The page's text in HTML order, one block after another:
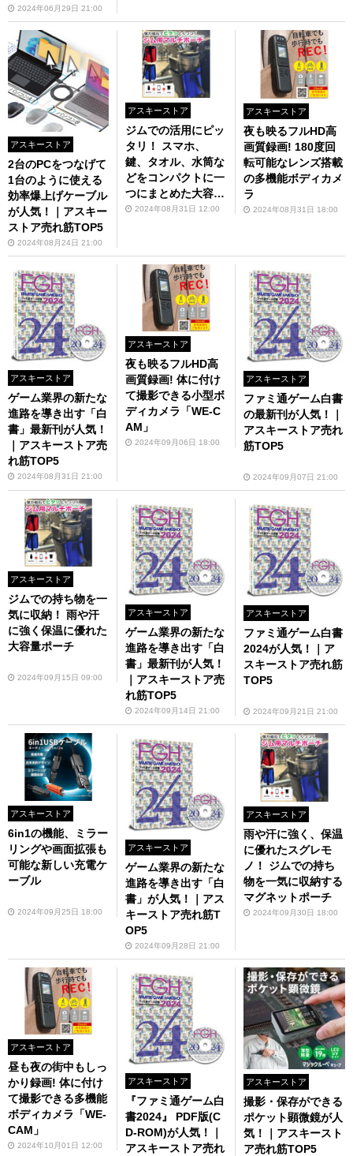
2024年06月29日 21:00
アスキーストア
2台のPCをつなげて
1台のように使える
効率爆上げケーブル
が人気！｜アスキー
ストア売れ筋TOP5
2024年08月24日 21:00
アスキーストア
ジムでの活用にピッ
タリ！ スマホ、
鍵、タオル、水筒な
どをコンパクトに一
つにまとめた大容量
ポーチ
2024年08月31日 12:00
アスキーストア
夜も映るフルHD高
画質録画! 180度回
転可能なレンズ搭載
の多機能ボディカメ
ラ
2024年08月31日 18:00
アスキーストア
ゲーム業界の新たな
進路を導き出す「白
書」最新刊が人気！
｜アスキーストア売
れ筋TOP5
2024年08月31日 21:00
アスキーストア
夜も映るフルHD高
画質録画! 体に付け
て撮影できる小型ボ
ディカメラ「WE-C
AM」
2024年09月06日 18:00
アスキーストア
ファミ通ゲーム白書
の最新刊が人気！｜
アスキーストア売れ
筋TOP5
2024年09月07日 21:00
アスキーストア
ジムでの持ち物を一
気に収納！ 雨や汗
に強く保温に優れた
大容量ポーチ
2024年09月15日 09:00
アスキーストア
ゲーム業界の新たな
進路を導き出す「白
書」最新刊が人気！
｜アスキーストア売
れ筋TOP5
2024年09月14日 21:00
アスキーストア
ファミ通ゲーム白書
2024が人気！｜ア
スキーストア売れ筋
TOP5
2024年09月21日 21:00
アスキーストア
6in1の機能、ミラー
リングや画面拡張も
可能な新しい充電ケ
ーブル
2024年09月25日 18:00
アスキーストア
ゲーム業界の新たな
進路を導き出す「白
書」が人気！｜アス
キーストア売れ筋T
OP5
2024年09月28日 21:00
アスキーストア
雨や汗に強く、保温
に優れたスグレモ
ノ！ ジムでの持ち
物を一気に収納する
マグネットポーチ
2024年09月30日 18:00
アスキーストア
昼も夜の街中もしっ
かり録画! 体に付け
て撮影できる多機能
ボディカメラ「WE-
CAM」
2024年10月01日 12:00
アスキーストア
『ファミ通ゲーム白
書2024』 PDF版(C
D-ROM)が人気！｜
アスキーストア売れ
アスキーストア
撮影・保存ができる
ポケット顕微鏡が人
気！｜アスキースト
ア売れ筋TOP5